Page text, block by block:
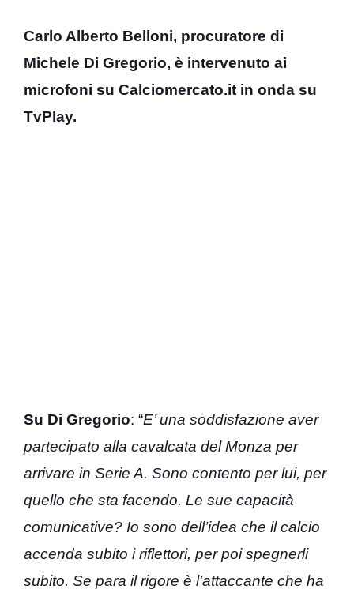
Carlo Alberto Belloni, procuratore di
Michele Di Gregorio, è intervenuto ai
microfoni su Calciomercato.it in onda su
TvPlay.
Su Di Gregorio: “E’ una soddisfazione aver
partecipato alla cavalcata del Monza per
arrivare in Serie A. Sono contento per lui, per
quello che sta facendo. Le sue capacità
comunicative? Io sono dell’idea che il calcio
accenda subito i riflettori, per poi spegnerli
subito. Se para il rigore è l’attaccante che ha